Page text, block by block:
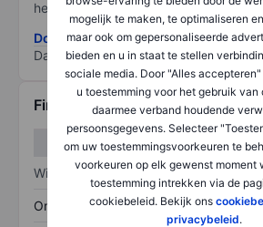
mogelijk te maken, te optimaliseren
maar ook om gepersonaliseerde
bieden en u in staat te stellen
sociale media. Door "Alles
u toestemming voor het gebruik van
daarmee verband houdende
persoonsgegevens. Selecteer
om uw toestemmingsvoorkeuren te
voorkeuren op elk gewenst moment
toestemming intrekken via de
cookiebeleid. Bekijk ons
privacybeleid.
het grootste risico).
Download de ESG-
Data provided by
/
Financiële gegevens
Winst/verlies
Omzet